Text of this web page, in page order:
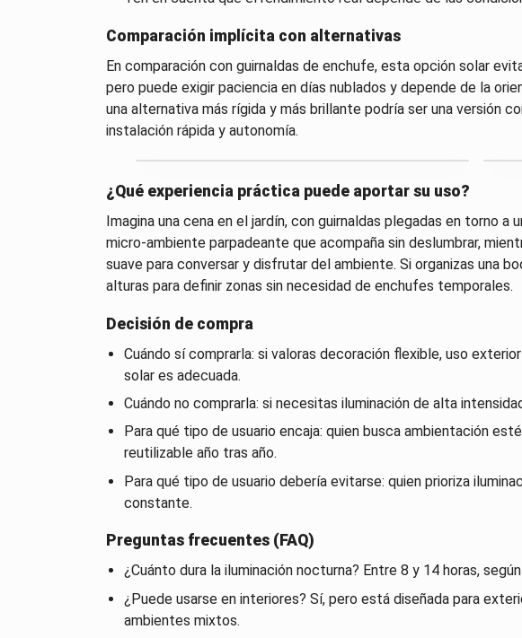
Comparación implícita con alternativas
En comparación con guirnaldas de enchufe, esta opción solar
pero puede exigir paciencia en días nublados y depende de la
una alternativa más rígida y más brillante podría ser una versión
instalación rápida y autonomía.
¿Qué experiencia práctica puede aportar su uso?
Imagina una cena en el jardín, con guirnaldas plegadas en torno a
micro-ambiente parpadeante que acompaña sin deslumbrar,
suave para conversar y disfrutar del ambiente. Si organizas una
alturas para definir zonas sin necesidad de enchufes temporales.
Decisión de compra
Cuándo sí comprarla: si valoras decoración flexible, uso
solar es adecuada.
Cuándo no comprarla: si necesitas iluminación de alta
Para qué tipo de usuario encaja: quien busca ambientación
reutilizable año tras año.
Para qué tipo de usuario debería evitarse: quien prioriza
constante.
Preguntas frecuentes (FAQ)
¿Cuánto dura la iluminación nocturna? Entre 8 y 14 horas,
¿Puede usarse en interiores? Sí, pero está diseñada para
ambientes mixtos.